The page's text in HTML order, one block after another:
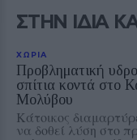
ΣΤΗΝ ΙΔΙΑ
ΧΩΡΙΑ
Προβληματική
σπίτια κοντά στο
Μολύβου
Κάτοικος
να δοθεί λύση στο